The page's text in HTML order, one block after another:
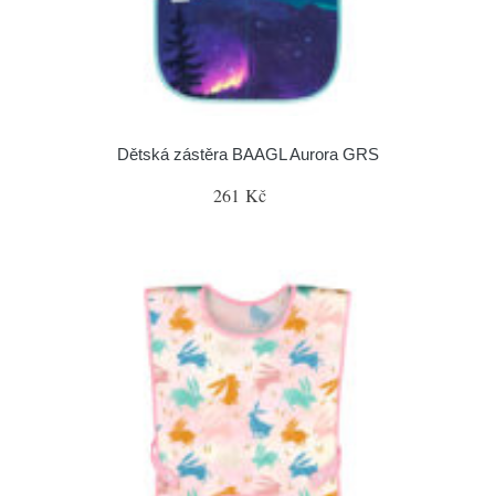
Dětská zástěra BAAGL Aurora GRS
261 Kč